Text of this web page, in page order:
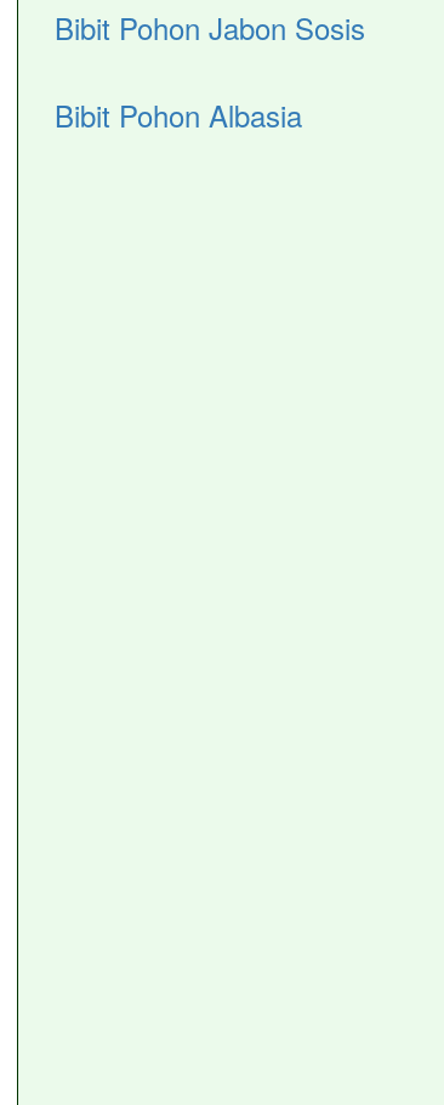
Bibit Pohon Jabon Sosis
Bibit Pohon Albasia